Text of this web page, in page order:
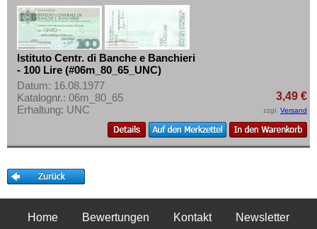
Istituto Centr. di Banche e Banchieri
- 100 Lire (#06m_80_65_UNC)
Datum: 16.08.1977
Katalognr.: 06m_80_65
Erhaltung: UNC
3,49 €
zzgl. Versand
Home Bewertungen Kontakt Newsletter